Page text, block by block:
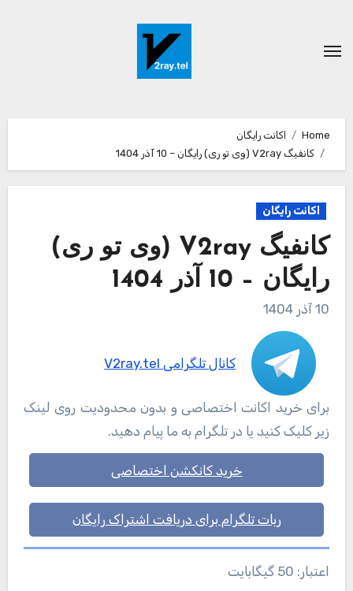
content
Home
اکانت رایگان
کانفیگ V2ray (وی تو ری) رایگان – 10 آذر 1404
اکانت رایگان
کانفیگ V2ray (وی تو ری)
رایگان – 10 آذر 1404
10 آذر 1404
کانال تلگرامی V2ray.tel
برای خرید اکانت اختصاصی و بدون محدودیت روی لینک
زیر کلیک کنید یا در تلگرام به ما پیام دهید.
خرید کانکشن اختصاصی
ربات تلگرام برای دریافت اشتراک رایگان
اعتبار: 50 گیگابایت